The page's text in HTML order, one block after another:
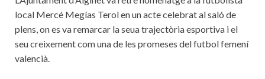
local Mercé Megías Terol en un acte celebrat al saló de
plens, on es va remarcar la seua trajectòria esportiva i el
seu creixement com una de les promeses del futbol femení
valencià.